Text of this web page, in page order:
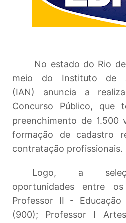
No estado do Rio de
meio do Instituto de
(IAN) anuncia a
Concurso Público, que
preenchimento de 1.500
formação de cadastro
contratação profissionais.
Logo, a
oportunidades entre
Professor II -
(900); Professor I